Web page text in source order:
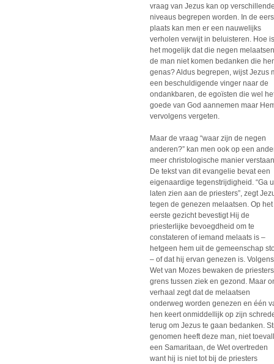
vraag van Jezus kan op
niveaus begrepen worden. In de
plaats kan men er een nauwelijks
verholen verwijt in beluisteren. Hoe is
het mogelijk dat die negen melaatsen
de man niet komen bedanken die
genas? Aldus begrepen, wijst Jezus
een beschuldigende vinger naar de
ondankbaren, de egoïsten die wel
goede van God aannemen maar
vervolgens vergeten.
Maar de vraag “waar zijn de negen
anderen?” kan men ook op een
meer christologische manier
De tekst van dit evangelie bevat een
eigenaardige tegenstrijdigheid. “Ga u
laten zien aan de priesters”, zegt
tegen de genezen melaatsen. Op het
eerste gezicht bevestigt Hij de
priesterlijke bevoegdheid om te
constateren of iemand melaats is –
hetgeen hem uit de gemeenschap
– of dat hij ervan genezen is.
Wet van Mozes bewaken de
grens tussen ziek en gezond. Maar
verhaal zegt dat de melaatsen
onderweg worden genezen en één
hen keert onmiddellijk op zijn
terug om Jezus te gaan bedanken.
genomen heeft deze man, niet
een Samaritaan, de Wet overtreden
want hij is niet tot bij de priesters